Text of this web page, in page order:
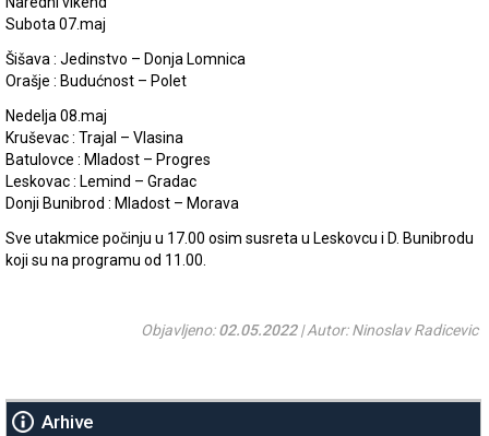
Subota 07.maj
Šišava : Jedinstvo – Donja Lomnica
Orašje : Budućnost – Polet
Nedelja 08.maj
Kruševac : Trajal – Vlasina
Batulovce : Mladost – Progres
Leskovac : Lemind – Gradac
Donji Bunibrod : Mladost – Morava
Sve utakmice počinju u 17.00 osim susreta u Leskovcu i D. Bunibrodu
koji su na programu od 11.00.
Objavljeno:02.05.2022| Autor: Ninoslav Radicevic
Arhive